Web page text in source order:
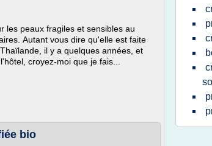
les peaux fragiles et sensibles au
Autant vous dire qu'elle est faite
il y a quelques années, et
croyez-moi que je fais...
bio